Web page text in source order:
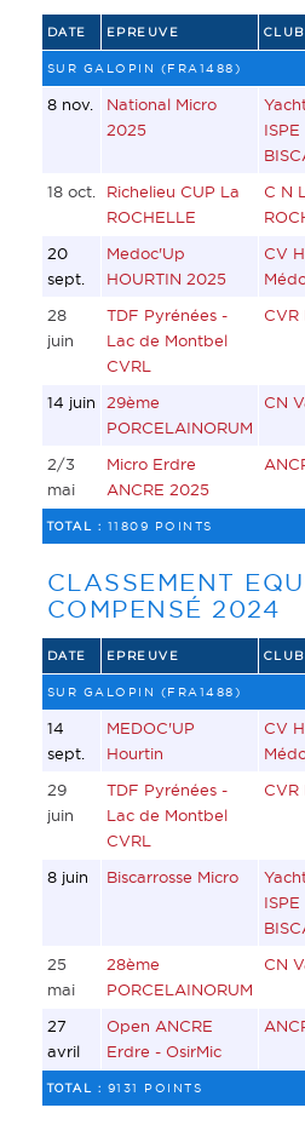
DATE EPREUVE CLUB
SUR GALOPIN (FRA1488)
8 nov.
National Micro
2025
ISPE
18 oct.
Richelieu CUP La
ROCHELLE
C N
20
sept.
Medoc'Up
HOURTIN 2025
CV
28
juin
TDF Pyrénées -
Lac de Montbel
CVRL
CVR
14 juin
29ème
PORCELAINORUM
CN
2/3
mai
Micro Erdre
ANCRE 2025
TOTAL : 11809 POINTS
CLASSEMENT
COMPENSÉ 2024
DATE EPREUVE CLUB
SUR GALOPIN (FRA1488)
14
sept.
MEDOC'UP
Hourtin
CV
29
juin
TDF Pyrénées -
Lac de Montbel
CVRL
CVR
8 juin Biscarrosse Micro
ISPE
25
mai
28ème
PORCELAINORUM
CN
27
avril
Open ANCRE
Erdre - OsirMic
TOTAL : 9131 POINTS